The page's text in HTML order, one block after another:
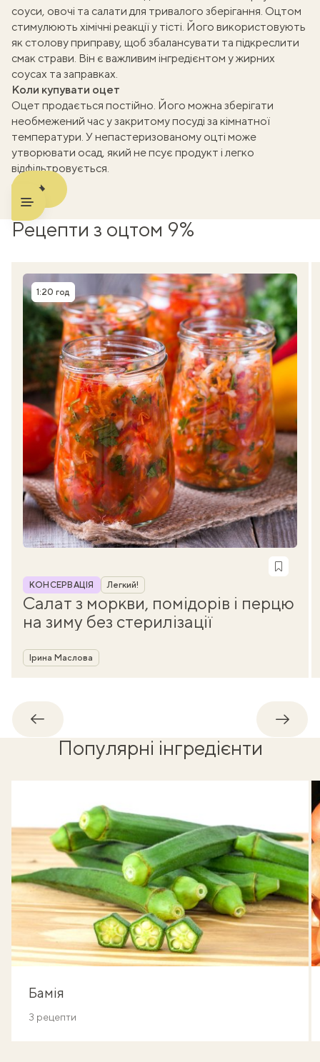
соуси, овочі та салати для тривалого зберігання. Оцтом
стимулюють хімічні реакції у тісті. Його використовують
як столову приправу, щоб збалансувати та підкреслити
смак страви. Він є важливим інгредієнтом у жирних
соусах та заправках.
Коли купувати оцет
Оцет продається постійно. Його можна зберігати
необмежений час у закритому посуді за кімнатної
температури. У непастеризованому оцті може
утворювати осад, який не псує продукт і легко
відфільтровується.
Рецепти з оцтом 9%
Час приготування
1:20 год
Рубрика
КОНСЕРВАЦІЯ Легкий!
Салат з моркви, помідорів і перцю
на зиму без стерилізації
Автор
Ірина Маслова
Назад
Популярні інгредієнти
Бамія
3 рецепти